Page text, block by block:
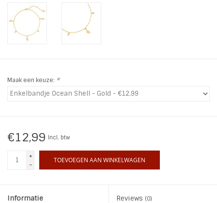
LIFESTYLE PRODUCTEN
SALE
Maak een keuze: *
€12,99 Incl. btw
+
-
TOEVOEGEN AAN WINKELWAGEN
Informatie Reviews (0)